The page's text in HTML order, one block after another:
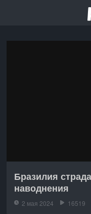
Бразилия
наводнения
2 мая 2024 16519